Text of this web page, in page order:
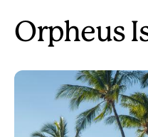
Orpheus